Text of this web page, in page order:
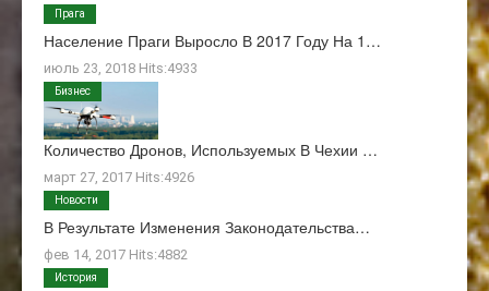
Население Праги Выросло В 2017 Году На 1…
июль 23, 2018 Hits:4933
Прага
Количество Дронов, Используемых В Чехии …
март 27, 2017 Hits:4926
Бизнес
В Результате Изменения Законодательства…
фев 14, 2017 Hits:4882
Новости
История